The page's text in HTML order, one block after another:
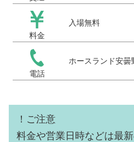
料金
入場無料
電話
ホースランド安曇
！ご注意
料金や営業日時などは最